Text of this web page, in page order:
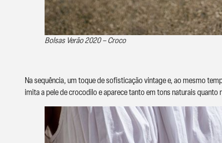
Bolsas Verão 2020 – Croco
Na sequência, um toque de sofisticação vintage e, ao mesmo
imita a pele de crocodilo e aparece tanto em tons naturais